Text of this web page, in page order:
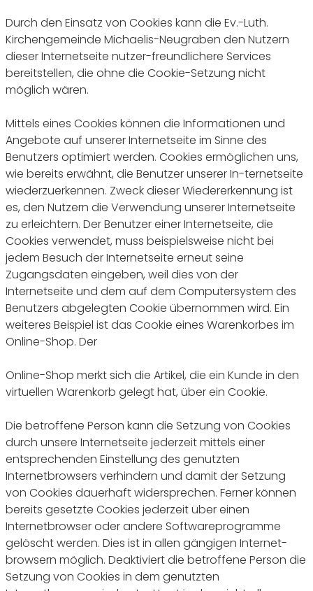
Durch den Einsatz von Cookies kann die Ev.-Luth.
Kirchengemeinde Michaelis-Neugraben den Nutzern
dieser Internetseite nutzer-freundlichere Services
bereitstellen, die ohne die Cookie-Setzung nicht
möglich wären.
Mittels eines Cookies können die Informationen und
Angebote auf unserer Internetseite im Sinne des
Benutzers optimiert werden. Cookies ermöglichen uns,
wie bereits erwähnt, die Benutzer unserer In-ternetseite
wiederzuerkennen. Zweck dieser Wiedererkennung ist
es, den Nutzern die Verwendung unserer Internetseite
zu erleichtern. Der Benutzer einer Internetseite, die
Cookies verwendet, muss beispielsweise nicht bei
jedem Besuch der Internetseite erneut seine
Zugangsdaten eingeben, weil dies von der
Internetseite und dem auf dem Computersystem des
Benutzers abgelegten Cookie übernommen wird. Ein
weiteres Beispiel ist das Cookie eines Warenkorbes im
Online-Shop. Der
Online-Shop merkt sich die Artikel, die ein Kunde in den
virtuellen Warenkorb gelegt hat, über ein Cookie.
Die betroffene Person kann die Setzung von Cookies
durch unsere Internetseite jederzeit mittels einer
entsprechenden Einstellung des genutzten
Internetbrowsers verhindern und damit der Setzung
von Cookies dauerhaft widersprechen. Ferner können
bereits gesetzte Cookies jederzeit über einen
Internetbrowser oder andere Softwareprogramme
gelöscht werden. Dies ist in allen gängigen Internet-
browsern möglich. Deaktiviert die betroffene Person die
Setzung von Cookies in dem genutzten